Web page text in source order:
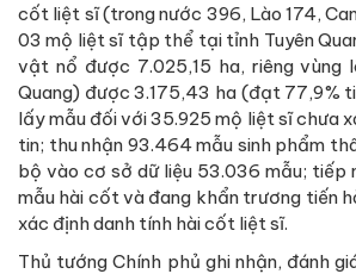
cốt liệt sĩ (trong nước 396, Lào 174,
03 mộ liệt sĩ tập thể tại tỉnh Tuyên
vật nổ được 7.025,15 ha, riêng vùng
Quang) được 3.175,43 ha (đạt 77,9%
lấy mẫu đối với 35.925 mộ liệt sĩ chưa
tin; thu nhận 93.464 mẫu sinh phẩm
bộ vào cơ sở dữ liệu 53.036 mẫu; tiếp
mẫu hài cốt và đang khẩn trương tiến
xác định danh tính hài cốt liệt sĩ.
Thủ tướng Chính phủ ghi nhận, đánh